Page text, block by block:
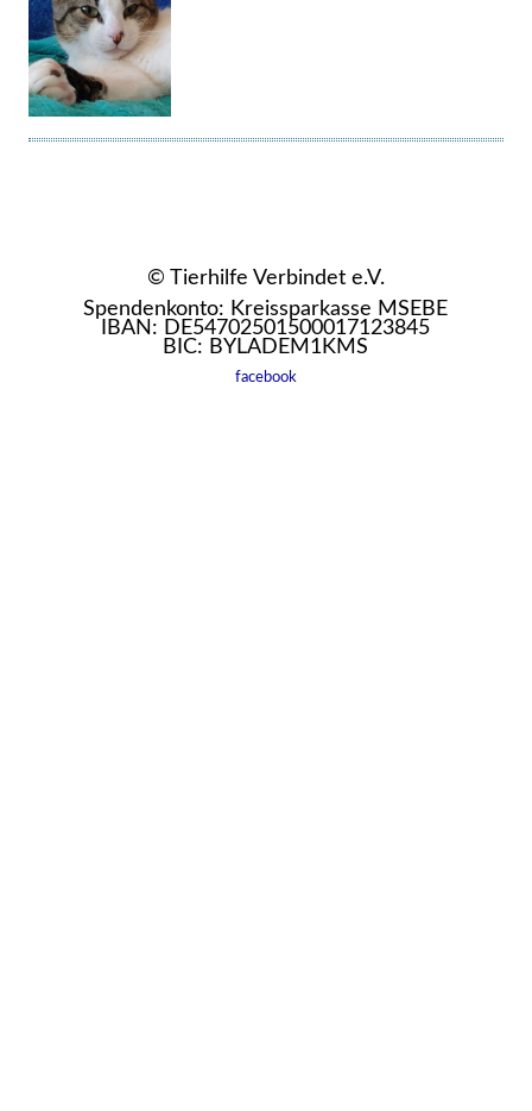
© Tierhilfe Verbindet e.V.
Spendenkonto: Kreissparkasse MSEBE
IBAN: DE54702501500017123845
BIC: BYLADEM1KMS
facebook